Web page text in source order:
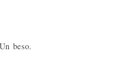
beso.